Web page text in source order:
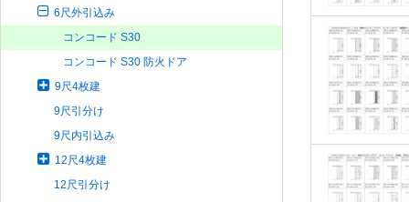
6尺外引込み
コンコード S30
コンコード S30 防火ドア
9尺4枚建
9尺引分け
9尺内引込み
12尺4枚建
12尺引分け